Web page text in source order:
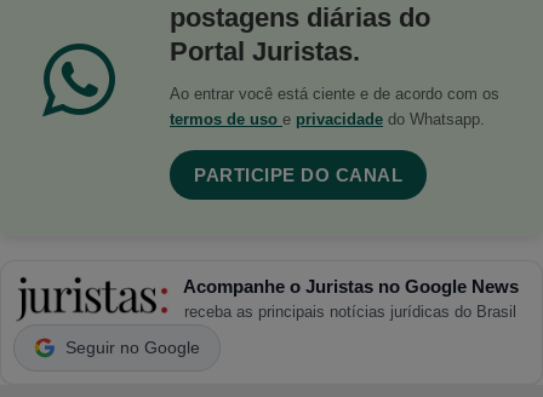
postagens diárias do
Portal Juristas.
Ao entrar você está ciente e de acordo com os
termos de uso e privacidade do Whatsapp.
PARTICIPE DO CANAL
Acompanhe o Juristas no Google News
receba as principais notícias jurídicas do Brasil
Seguir no Google